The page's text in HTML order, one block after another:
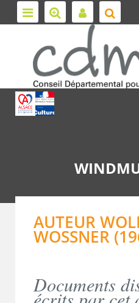
AUTEUR
WOSSNER
Documents